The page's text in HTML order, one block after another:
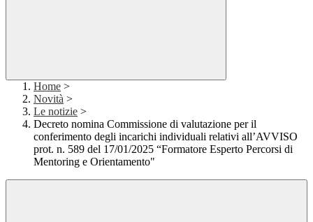
Home >
Novità >
Le notizie >
Decreto nomina Commissione di valutazione per il
conferimento degli incarichi individuali relativi all’AVVISO
prot. n. 589 del 17/01/2025 “Formatore Esperto Percorsi di
Mentoring e Orientamento"